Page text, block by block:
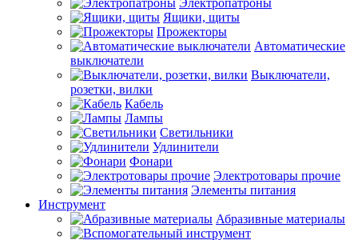
Электропатроны
Ящики, щиты
Прожекторы
Автоматические
выключатели
Выключатели,
розетки, вилки
Кабель
Лампы
Светильники
Удлинители
Фонари
Электротовары прочие
Элементы питания
Инструмент
Абразивные материалы